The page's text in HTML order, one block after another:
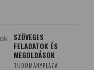
SZÖVEGES
FELADATOK ÉS
MEGOLDÁSOK
TUDOMÁNYPLÁZA